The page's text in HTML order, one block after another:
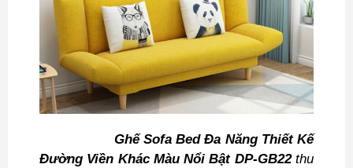
Ghế Sofa Bed Đa Năng Thiết Kế
Đường Viền Khác Màu Nổi Bật DP-GB22thu